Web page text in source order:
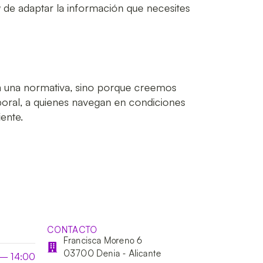
adaptar la información que necesites
normativa, sino porque creemos
a quienes navegan en condiciones
14:00
CONTACTO
Francisca Moreno 6
03700 Denia - Alicante